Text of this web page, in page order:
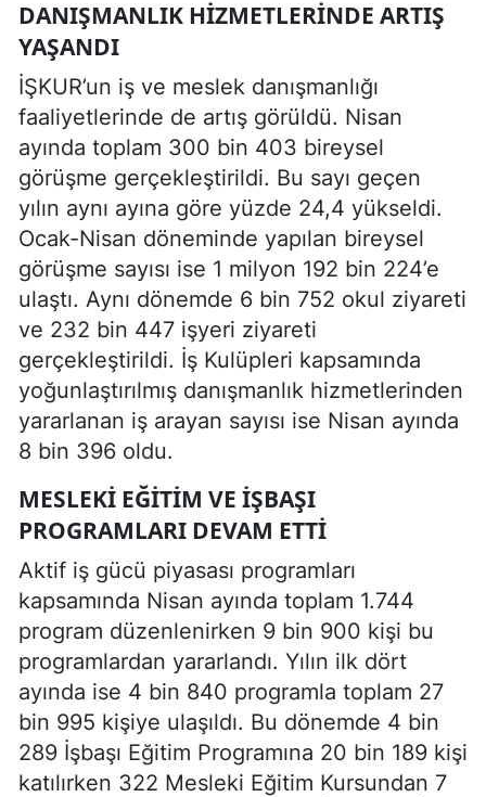
DANIŞMANLIK HIZMETLERINDE ARTIŞ
YAŞANDI
İŞKUR’un iş ve meslek danışmanlığı
faaliyetlerinde de artış görüldü. Nisan
ayında toplam 300 bin 403 bireysel
görüşme gerçekleştirildi. Bu sayı geçen
yılın aynı ayına göre yüzde 24,4 yükseldi.
Ocak-Nisan döneminde yapılan bireysel
görüşme sayısı ise 1 milyon 192 bin 224’e
ulaştı. Aynı dönemde 6 bin 752 okul ziyareti
ve 232 bin 447 işyeri ziyareti
gerçekleştirildi. İş Kulüpleri kapsamında
yoğunlaştırılmış danışmanlık hizmetlerinden
yararlanan iş arayan sayısı ise Nisan ayında
8 bin 396 oldu.
MESLEKI EĞITIM VE IŞBAŞI
PROGRAMLARI DEVAM ETTI
Aktif iş gücü piyasası programları
kapsamında Nisan ayında toplam 1.744
program düzenlenirken 9 bin 900 kişi bu
programlardan yararlandı. Yılın ilk dört
ayında ise 4 bin 840 programla toplam 27
bin 995 kişiye ulaşıldı. Bu dönemde 4 bin
289 İşbaşı Eğitim Programına 20 bin 189 kişi
katılırken 322 Mesleki Eğitim Kursundan 7